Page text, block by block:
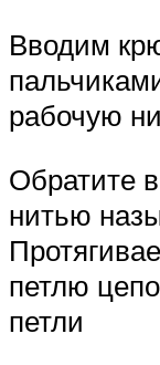
Вводим
рабочую
Обратите
нитью
петлю
петли